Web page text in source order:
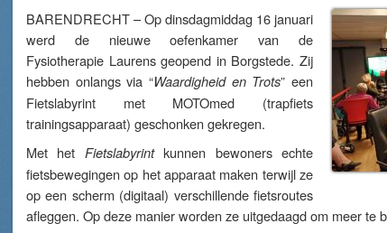
BARENDRECHT – Op dinsdagmiddag 16 januari
werd de nieuwe oefenkamer van de
Fysiotherapie Laurens geopend in Borgstede. Zij
hebben onlangs via “Waardigheid en Trots” een
Fietslabyrint ​met MOTOmed (trapfiets
trainingsapparaat) geschonken gekregen.
Met het Fietslabyrintkunnen bewoners echte
fietsbewegingen op het apparaat maken terwijl ze
op een scherm (digitaal) verschillende fietsroutes
afleggen. Op deze manier worden ze uitgedaagd om meer te